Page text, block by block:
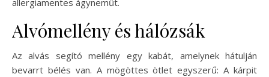
allergiamentes ágyneműt.
Alvómellény és hálózsák
Az alvás segító mellény egy kabát, amelynek hátulján
bevarrt bélés van. A mögöttes ötlet egyszerű: A kárpit